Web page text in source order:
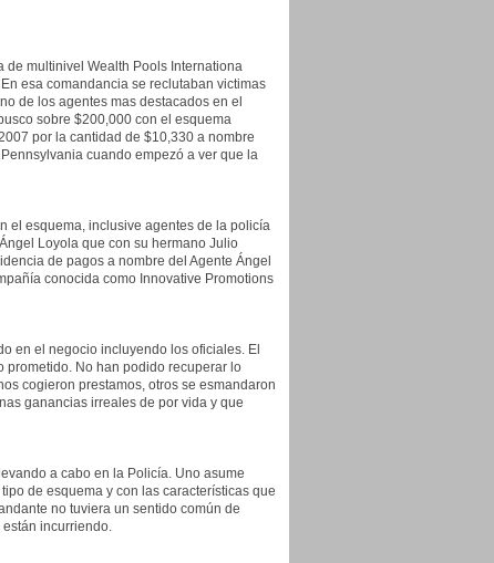
multinivel Wealth Pools Internationa
esa comandancia se reclutaban victimas
de los agentes mas destacados en el
sobre $200,000 con el esquema
por la cantidad de $10,330 a nombre
cuando empezó a ver que la
el esquema, inclusive agentes de la policía
Loyola que con su hermano Julio
de pagos a nombre del Agente Ángel
conocida como Innovative Promotions
en el negocio incluyendo los oficiales. El
prometido. No han podido recuperar lo
cogieron prestamos, otros se esmandaron
ganancias irreales de por vida y que
a cabo en la Policía. Uno asume
de esquema y con las características que
no tuviera un sentido común de
incurriendo.